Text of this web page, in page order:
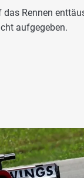
das Rennen
aufgegeben.